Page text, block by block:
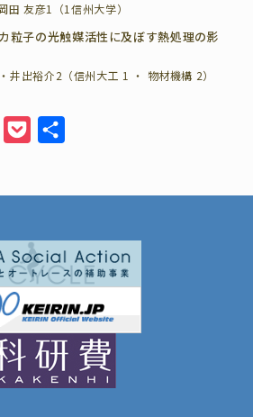
友彦1（1信州大学）
粒子の光触媒活性に及ぼす熱処理の影
出裕介2（信州大工 1 ・ 物材機構 2）
H
e
t